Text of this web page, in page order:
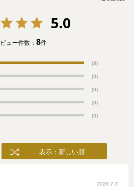
5.0
ュー件数： 8件
(8)
(0)
(0)
(0)
(0)
表示：新しい順
2026.7.3